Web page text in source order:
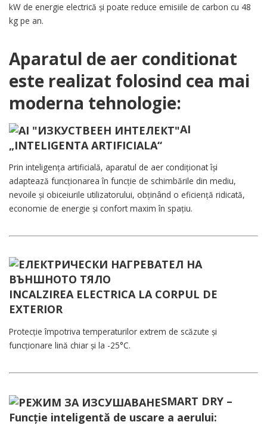
kW de energie electrică și poate reduce emisiile de carbon cu 48
kg pe an.
Aparatul de aer conditionat
este realizat folosind cea mai
moderna tehnologie:
AI
„INTELIGENTA ARTIFICIALA“
Prin inteligența artificială, aparatul de aer condiționat își
adaptează funcționarea în funcție de schimbările din mediu,
nevoile și obiceiurile utilizatorului, obținând o eficiență ridicată,
economie de energie și confort maxim în spațiu.
INCALZIREA ELECTRICA LA CORPUL DE
EXTERIOR
Protecție împotriva temperaturilor extrem de scăzute și
funcționare lină chiar și la -25°C.
SMART DRY –
Funcție inteligentă de uscare a aerului: